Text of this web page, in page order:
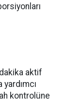
aktif
kontrolüne